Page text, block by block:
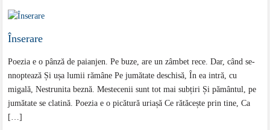
Înserare
Poezia e o pânză de paianjen. Pe buze, are un zâmbet rece. Dar, când se-
nnoptează Și ușa lumii rămâne Pe jumătate deschisă, În ea intră, cu
migală, Nestrunita beznă. Mestecenii sunt tot mai subțiri Și pământul, pe
jumătate se clatină. Poezia e o picătură uriașă Ce rătăcește prin tine, Ca
[…]